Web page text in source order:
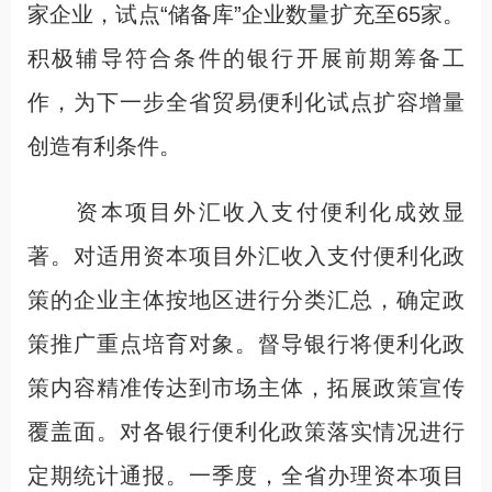
家企业，试点“储备库”企业数量扩充至65家。
积极辅导符合条件的银行开展前期筹备工
作，为下一步全省贸易便利化试点扩容增量
创造有利条件。
资本项目外汇收入支付便利化成效显
著。对适用资本项目外汇收入支付便利化政
策的企业主体按地区进行分类汇总，确定政
策推广重点培育对象。督导银行将便利化政
策内容精准传达到市场主体，拓展政策宣传
覆盖面。对各银行便利化政策落实情况进行
定期统计通报。一季度，全省办理资本项目